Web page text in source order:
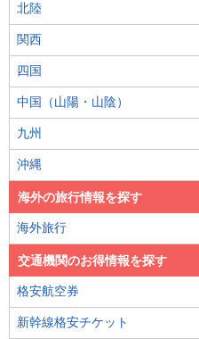
北陸
関西
四国
中国（山陽・山陰）
九州
沖縄
海外の旅行情報を探す
海外旅行
交通機関のお得情報を探す
格安航空券
新幹線格安チケット